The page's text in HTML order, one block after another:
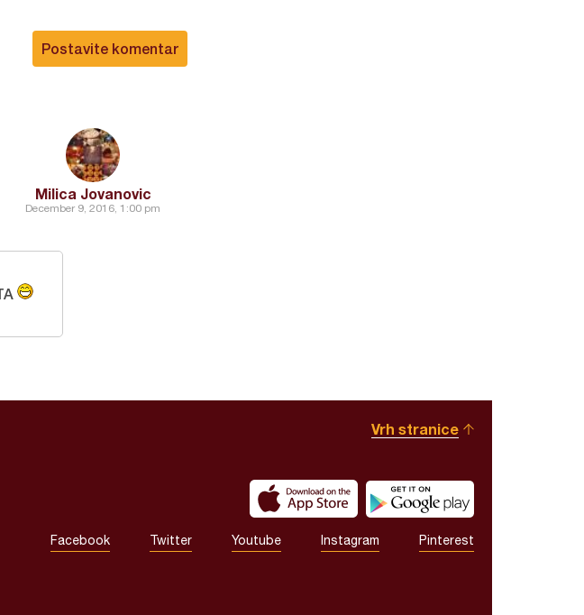
Postavite komentar
Milica Jovanovic
December 9, 2016, 1:00 pm
Vrh stranice
Facebook Twitter Youtube Instagram Pinterest